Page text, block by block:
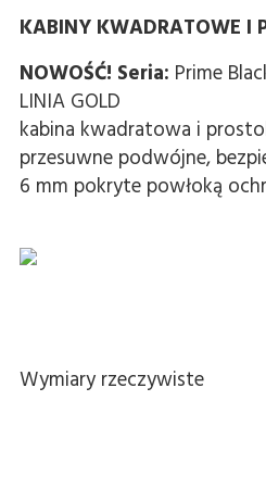
KABINY KWADRATOWE I
NOWOŚĆ! Seria: Prime
LINIA GOLD
kabina kwadratowa i
przesuwne podwójne,
6 mm pokryte powłoką
Wymiary rzeczywiste